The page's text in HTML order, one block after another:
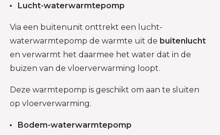
Lucht-waterwarmtepomp
Via een buitenunit onttrekt een lucht-
waterwarmtepomp de warmte uit de buitenlucht
en verwarmt het daarmee het water dat in de
buizen van de vloerverwarming loopt.
Deze warmtepomp is geschikt om aan te sluiten
op vloerverwarming.
Bodem-waterwarmtepomp